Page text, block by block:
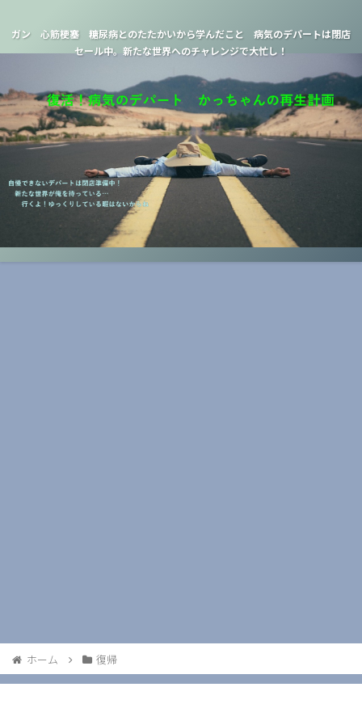
ガン 心筋梗塞 糖尿病とのたたかいから学んだこと 病気のデパートは閉店
セール中。新たな世界へのチャレンジで大忙し！
ホーム 復帰